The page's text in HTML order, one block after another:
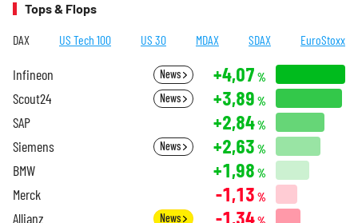
Tops & Flops
DAX US Tech 100 US 30 MDAX SDAX EuroStoxx
Infineon News +4,07 %
Scout24 News +3,89 %
SAP +2,84%
Siemens News +2,63 %
BMW +1,98 %
Merck -1,13 %
Allianz News -1,34